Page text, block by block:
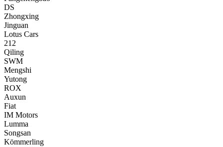
DS
Zhongxing
Jinguan
Lotus Cars
212
Qiling
SWM
Mengshi
Yutong
ROX
Auxun
Fiat
IM Motors
Lumma
Songsan
Kömmerling